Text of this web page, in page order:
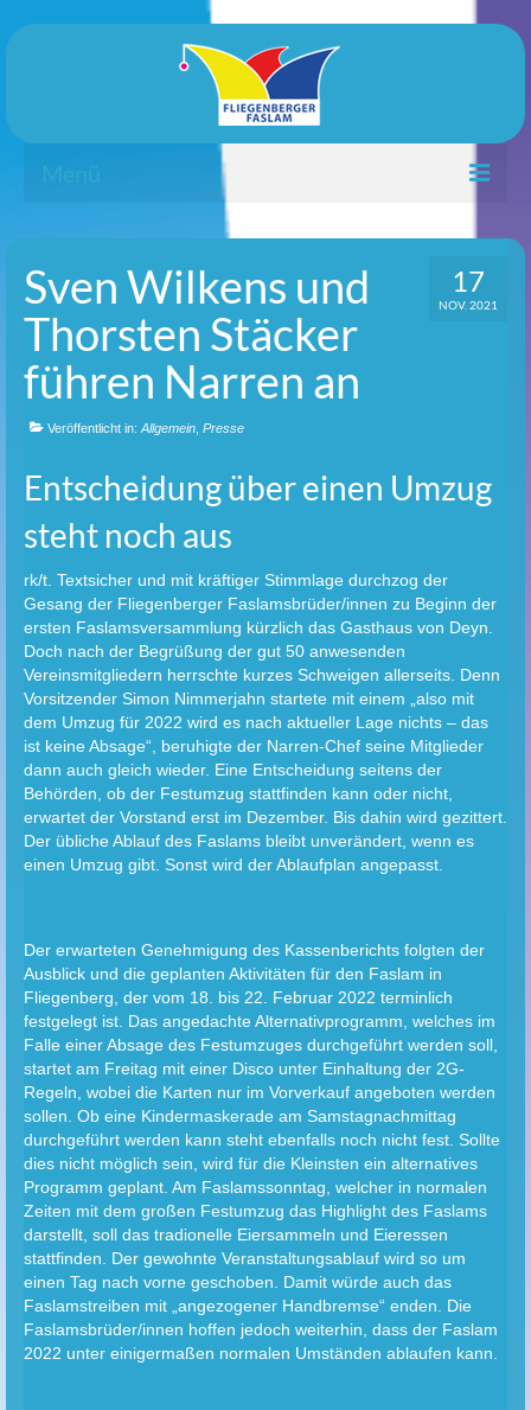
Termine
Galerie
Verein
Anfahrt
Kontakt
Impressum
17
NOV. 2021
Sven Wilkens und
Thorsten Stäcker
führen Narren an
Veröffentlicht in: Allgemein Presse
Entscheidung über einen Umzug
steht noch aus
rk/t. Textsicher und mit kräftiger Stimmlage durchzog der
Gesang der Fliegenberger Faslamsbrüder/innen zu Beginn der
ersten Faslamsversammlung kürzlich das Gasthaus von Deyn.
Doch nach der Begrüßung der gut 50 anwesenden
Vereinsmitgliedern herrschte kurzes Schweigen allerseits. Denn
Vorsitzender Simon Nimmerjahn startete mit einem „also mit
dem Umzug für 2022 wird es nach aktueller Lage nichts – das
ist keine Absage“, beruhigte der Narren-Chef seine Mitglieder
dann auch gleich wieder. Eine Entscheidung seitens der
Behörden, ob der Festumzug stattfinden kann oder nicht,
erwartet der Vorstand erst im Dezember. Bis dahin wird gezittert.
Der übliche Ablauf des Faslams bleibt unverändert, wenn es
einen Umzug gibt. Sonst wird der Ablaufplan angepasst.
Der erwarteten Genehmigung des Kassenberichts folgten der
Ausblick und die geplanten Aktivitäten für den Faslam in
Fliegenberg, der vom 18. bis 22. Februar 2022 terminlich
festgelegt ist. Das angedachte Alternativprogramm, welches im
Falle einer Absage des Festumzuges durchgeführt werden soll,
startet am Freitag mit einer Disco unter Einhaltung der 2G-
Regeln, wobei die Karten nur im Vorverkauf angeboten werden
sollen. Ob eine Kindermaskerade am Samstagnachmittag
durchgeführt werden kann steht ebenfalls noch nicht fest. Sollte
dies nicht möglich sein, wird für die Kleinsten ein alternatives
Programm geplant. Am Faslamssonntag, welcher in normalen
Zeiten mit dem großen Festumzug das Highlight des Faslams
darstellt, soll das tradionelle Eiersammeln und Eieressen
stattfinden. Der gewohnte Veranstaltungsablauf wird so um
einen Tag nach vorne geschoben. Damit würde auch das
Faslamstreiben mit „angezogener Handbremse“ enden. Die
Faslamsbrüder/innen hoffen jedoch weiterhin, dass der Faslam
2022 unter einigermaßen normalen Umständen ablaufen kann.